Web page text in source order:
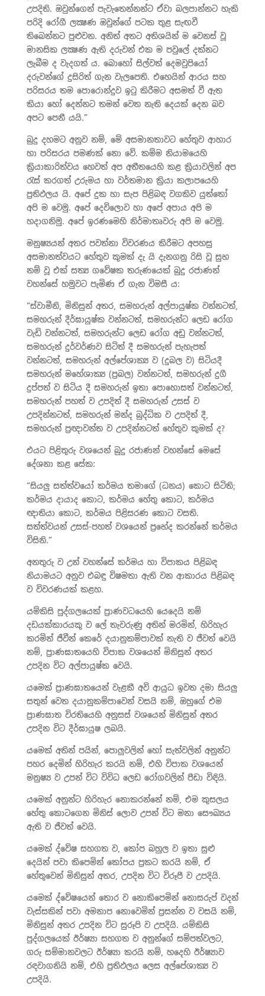
උපදිති. ඔවුන්ගෙන් පැවැතෙන්නන්ට ඒවා බලපාන්නට හැකි
පරිදි රෝගී ලක්‍ෂණ ඔවුන්ගේ පටක තුළ සැඟවී
තිබෙන්නට පුළුවන. අනිත් අතට අතිශයින් ම වෙනස් වූ
මානසික ලක්‍ෂණ ඇති දරුවන් එක ම පවුලේ දක්නට
ලැබීම ද වැදගත් ය. බොහෝ සිල්වත් දෙමවුපියෝ
දරුවන්ගේ දුසිරිත් ගැන වැලපෙති. එහෙයින් ආරය සහ
පරිසරය තම පොරොන්දුව ඉටු කිරීමට අසමත් වී ඇත
කියා හෝ දෙන්නට තමන් වෙත නැති දෙයක් දෙන බව
අපට පෙනී යයි.”
බුදු දහමට අනුව නම්, මේ අසමානතාවට හේතුව ආහාර
හා පරිසරය පමණක් නො වේ. කම්ම නියාමයෙහි
ක්‍රියාකාරිත්වය හෙවත් අප අතීතයෙහි කළ ක්‍රියාවලින් අප
රැස් කරගත් උරුමය හා වර්තමාන ක්‍රියා කලාපයෙහි
ප්‍රතිඵලය යි. අපේ දුක හා සැප පිළිබඳ වගකිව යුත්තෝ
අපි ම වෙමු. අපේ දෙවිලොව හා අපේ අපාය අපි ම
හදාගනිමු. අපේ ඉරණමෙහි නිර්මාතෘවරු අපි ම වෙමු.
මනුෂ්‍යයන් අතර පවත්නා විවරණය කිරීමට අපහසු
අසමානත්වයට හේතුව කුමක් දැ යි දැනගනු රිසි වූ සුභ
නම් වූ එක් සත්‍ය ගවේෂක තරුණයෙක් බුදු රජාණන්
වහන්සේ හමුවට පැමිණ ඒ ගැන විමසී ය:
“ස්වාමීනි, මිනිසුන් අතර, සමහරුන් අල්පායුෂ්ක වන්නටත්,
සමහරුන් දීර්ඝායුෂ්ක වන්නටත්, සමහරුන්ට ලෙඩ රෝග
වැඩි වන්නටත්, සමහරුන්ට ලෙඩ රෝග අඩු වන්නටත්,
සමහරුන් දුර්වර්ණව සිටිත් දී සමහරුන් පැහැපත්
වන්නටත්, සමහරුන් අල්පේශාක්‍ය ව (දුබල ව) සිටියදී
සමහරුන් මහේශාක්‍ය (ප්‍රබල) වන්නටත්, සමහරුන් දුගී
දුප්පත් ව සිටිය දී සමහරුන් ඉතා පොහොසත් වන්නටත්,
සමහරුන් පහත් ව උපදිත් දී සමහරුන් උසස් ව
උපදින්නටත්, සමහරුන් මන්ද බුද්ධික ව උපදිත් දී,
සමහරුන් ප්‍රඥාවන්ත ව උපදින්නටත් හේතුව කුමක් ද?
එයට පිළිතුරු වශයෙන් බුදු රජාණන් වහන්සේ මෙසේ
දේශනා කළ සේක:
“සියලු සත්ත්වයෝ කර්මය තමාගේ (ධනය) කොට සිටිති;
කර්මය දායාද කොට, කර්මය හේතු කොට, කර්මය
ඥාතියා කොට, කර්මය පිළිසරණ කොට වසති.
සත්ත්වයන් උසස්-පහත් වශයෙන් ප්‍රභේද කරන්නේ කර්මය
විසිනි.”
අනතුරු ව උන් වහන්සේ කර්මය හා විපාකය පිළිබඳ
නියාමයට අනුව එබඳු විෂමතා ඇති වන ආකාරය පිළිබඳ
ව විවරණයක් කළහ.
යම්කිසි පුද්ගලයෙක් ප්‍රාණවධයෙහි යෙදෙයි නම්
දඩයක්කාරයකු ව ලේ තැවරුණු අතින් මරමින්, හිරිහැර
කරමින් ජීවීන් කෙරේ දයානුකම්පාවක් නැති ව ජීවත් වෙයි
නම්, ප්‍රාණඝාතයෙහි විපාක වශයෙන් මිනිසුන් අතර
උපදින විට අල්පායුෂ්ක වෙයි.
යමෙක් ප්‍රාණඝාතයෙන් වැළකී අවි ආයුධ ඉවත දමා සියලු
සතුන් වෙත දයානුකම්පාවෙන් වසයි නම්, ඔහුගේ එම
ප්‍රාණඝාත විරතියෙහි අනුසස් වශයෙන් මිනිසුන් අතර
උපදින විට දීර්ඝායුෂ ලබයි.
යමෙක් අතින් පයින්, පොලුවලින් හෝ සැත්වලින් අනුන්ට
පහර දෙමින් හිරිහැර කරයි නම්, එහි විපාක වශයෙන්
මනුෂ්‍ය ව උපන් විට විවිධ ලෙඩ රෝගවලින් පීඩා විඳියි.
යමෙක් අනුන්ට හිරිහැර නොකරන්නේ නම්, එම කුසලය
හේතු කොටගෙන මිනිස් ලොව උපන් විට මනා සෞඛ්‍යය
ඇති ව ජීවත් වෙයි.
යමෙක් ද්වේෂ සහගත ව, කෝප බහුල ව ඉතා සුළු
දෙයින් පවා කිපෙමින් කෝපය ප්‍රකට කරයි නම්, ඒ
හේතුවෙන් මිනිසුන් අතර, උපදින විට විරූපී ව උපදියි.
යමෙක් ද්වේෂයෙන් තොර ව නොකිපෙමින් නොසරුප් වදන්
වැස්සකින් පවා අමනාප නොවෙමින් ප්‍රසන්න ව වසයි නම්,
මිනිසුන් අතර උපදින විට සුරූපි ව උපදියි. යම්කිසි
පුද්ගලයෙක් ඊර්ෂ්‍යා සහගත ව අනුන්ගේ සම්පත්වලට,
ගරු සම්මානවලට ඊර්ෂ්‍යා කරයි නම්, හදෙහි ඊර්ෂ්‍යාව
රඳවාගනියි නම්, එහි ප්‍රතිඵලය ලෙස අල්පේශාක්‍ය ව
උපදියි.